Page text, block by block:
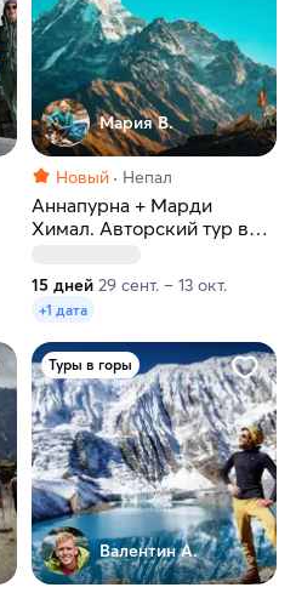
Мария В.
Новый Непал
Аннапурна + Марди
Химал. Авторский тур в
15 дней 29 сент. – 13 окт.
+1 дата
Туры в горы
Валентин А.